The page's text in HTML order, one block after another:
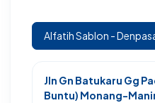
Jln Gn Batukaru Gg
Buntu) Monang-